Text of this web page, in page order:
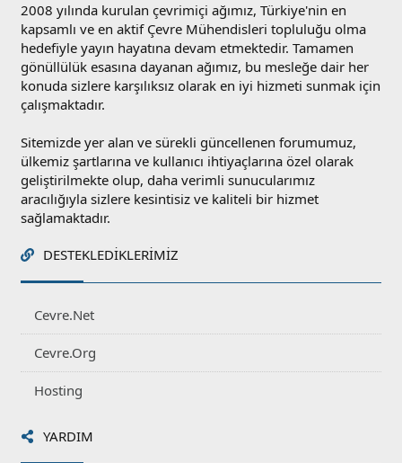
2008 yılında kurulan çevrimiçi ağımız, Türkiye'nin en
kapsamlı ve en aktif Çevre Mühendisleri topluluğu olma
hedefiyle yayın hayatına devam etmektedir. Tamamen
gönüllülük esasına dayanan ağımız, bu mesleğe dair her
konuda sizlere karşılıksız olarak en iyi hizmeti sunmak için
çalışmaktadır.
Sitemizde yer alan ve sürekli güncellenen forumumuz,
ülkemiz şartlarına ve kullanıcı ihtiyaçlarına özel olarak
geliştirilmekte olup, daha verimli sunucularımız
aracılığıyla sizlere kesintisiz ve kaliteli bir hizmet
sağlamaktadır.
DESTEKLEDIKLERIMIZ
Cevre.Net
Cevre.Org
Hosting
YARDIM